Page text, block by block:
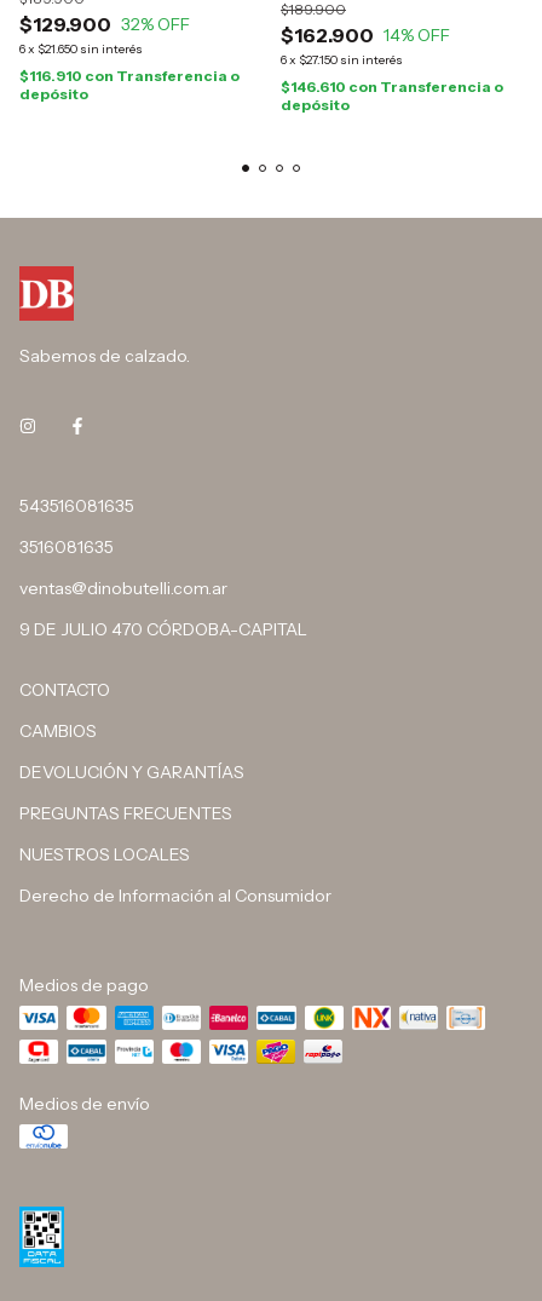
$129.900 32% OFF
6x $21.650 sin interés
$116.910 con Transferencia o
depósito
$162.900
$189.900
14% OFF
6x $27.150 sin interés
$146.610 con Transferencia o
depósito
Sabemos de calzado.
543516081635
3516081635
ventas@dinobutelli.com.ar
9 DE JULIO 470 CÓRDOBA-CAPITAL
CONTACTO
CAMBIOS
DEVOLUCIÓN Y GARANTÍAS
PREGUNTAS FRECUENTES
NUESTROS LOCALES
Derecho de Información al Consumidor
Medios de pago
Medios de envío